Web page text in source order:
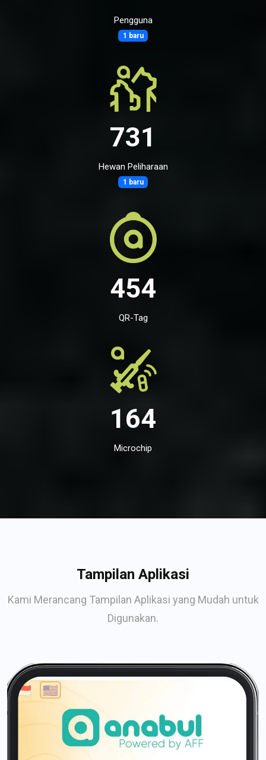
Pengguna
1 baru
731
Hewan Peliharaan
1 baru
454
QR-Tag
164
Microchip
Tampilan Aplikasi
Kami Merancang Tampilan Aplikasi yang Mudah untuk
Digunakan.